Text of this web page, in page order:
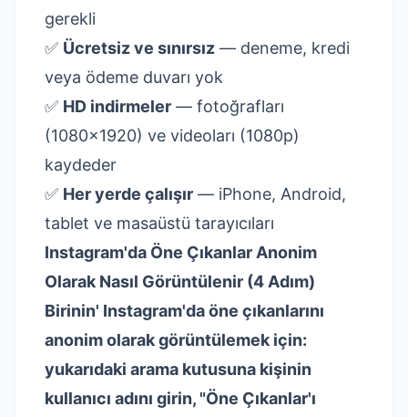
gerekli
✅ Ücretsiz ve sınırsız — deneme, kredi
veya ödeme duvarı yok
✅ HD indirmeler — fotoğrafları
(1080×1920) ve videoları (1080p)
kaydeder
✅ Her yerde çalışır — iPhone, Android,
tablet ve masaüstü tarayıcıları
Instagram'da Öne Çıkanlar Anonim
Olarak Nasıl Görüntülenir (4 Adım)
Birinin' Instagram'da öne çıkanlarını
anonim olarak görüntülemek için:
yukarıdaki arama kutusuna kişinin
kullanıcı adını girin, "Öne Çıkanlar'ı